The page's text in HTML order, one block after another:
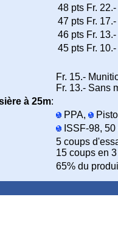
48 pts Fr. 22.-
47 pts Fr. 17.-
46 pts Fr. 13.-
45 pts Fr. 10.-
Fr. 15.-
Fr. 13.- Sans
à 25m:
PPA,
ISSF-98,
5 coups
15 coups en
65% du